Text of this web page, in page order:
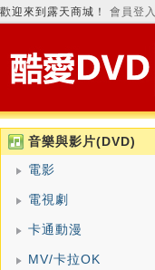
歡迎來到露天商城！ 會員登入
音樂與影片(DVD)
電影
電視劇
卡通動漫
MV/卡拉OK